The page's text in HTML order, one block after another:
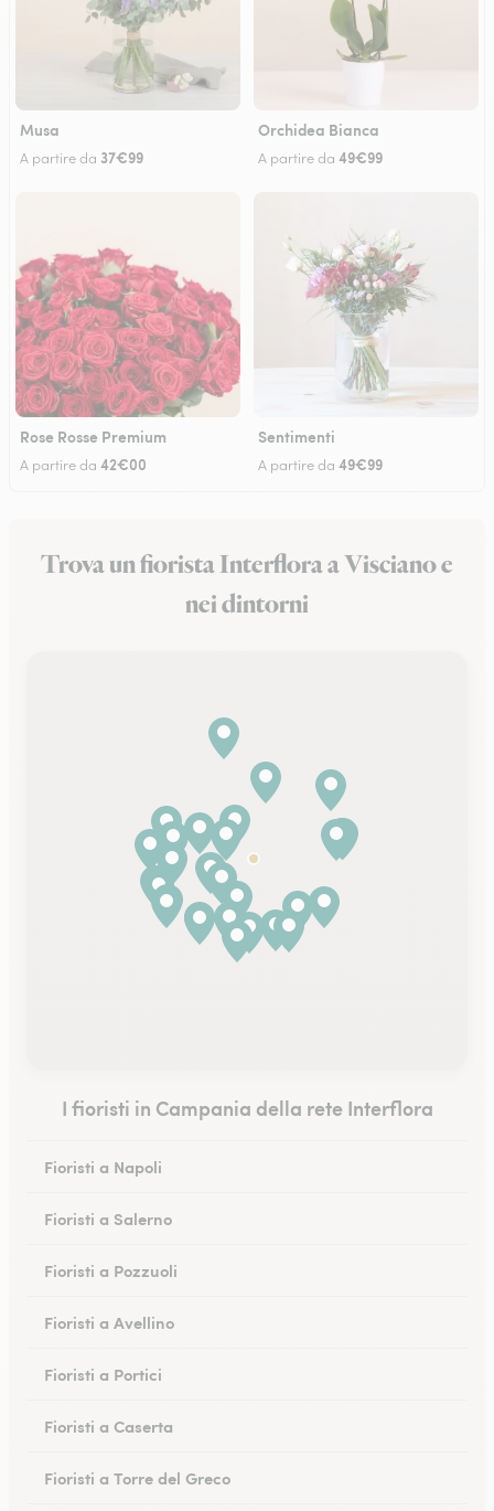
Musa
A partire da 37€99
Orchidea Bianca
A partire da 49€99
Rose Rosse Premium
A partire da 42€00
Sentimenti
A partire da 49€99
Trova un fiorista Interflora a Visciano e
nei dintorni
I fioristi in Campania della rete Interflora
Fioristi a Napoli
Fioristi a Salerno
Fioristi a Pozzuoli
Fioristi a Avellino
Fioristi a Portici
Fioristi a Caserta
Fioristi a Torre del Greco